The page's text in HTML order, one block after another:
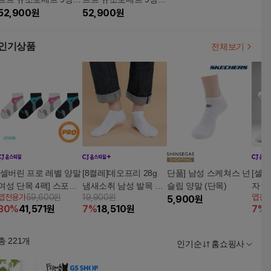
원
트
52,900원
기상품 전체보기
버린 프로 레벨 양말
성 단목 4팩] 스포츠
스 러닝 등산 골프 양
전용가59,600원
%41,571원
[8켤레]데오프리 28g
냄새소취 남성 발목 스
니커즈 양말
19,900원
7%18,510원
단품] 남성 스케쳐스 넌
슬립 양말 (단목)
5,900원
[셀
자
러닝
앱전
7%
221개 인기순 홈쇼핑사